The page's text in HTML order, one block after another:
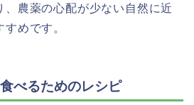
、農薬の心配が少ない自然に近
めです。
べるためのレシピ